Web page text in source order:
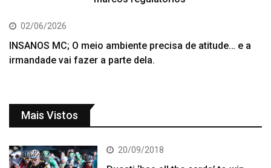
02/06/2026
INSANOS MC; O meio ambiente precisa de atitude… e a
irmandade vai fazer a parte dela.
Mais Vistos
20/09/2018